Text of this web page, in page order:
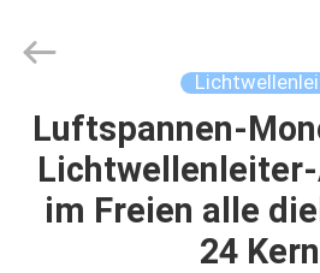
HAUS
PRODUKTE
2021
Technology
Reserved.
Luftspannen-
Lichtwellenleiter-
im Freien alle
24